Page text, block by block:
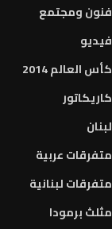
فنون ومجتمع
فيديو
كأس العالم 2014
كاريكاتور
لبنان
متفرقات عربية
متفرقات لبنانية
مثلث برمودا